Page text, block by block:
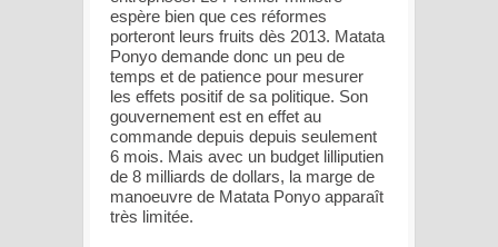
espère bien que ces réformes
porteront leurs fruits dès 2013. Matata
Ponyo demande donc un peu de
temps et de patience pour mesurer
les effets positif de sa politique. Son
gouvernement est en effet au
commande depuis depuis seulement
6 mois. Mais avec un budget lilliputien
de 8 milliards de dollars, la marge de
manoeuvre de Matata Ponyo apparaît
très limitée.